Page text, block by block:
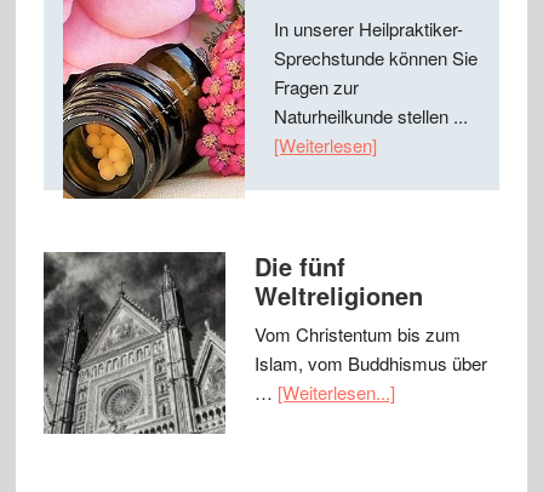
In unserer Heilpraktiker-
Sprechstunde können Sie
Fragen zur
Naturheilkunde stellen ...
[Weiterlesen]
Die fünf
Weltreligionen
Vom Christentum bis zum
Islam, vom Buddhismus über
… [Weiterlesen...]